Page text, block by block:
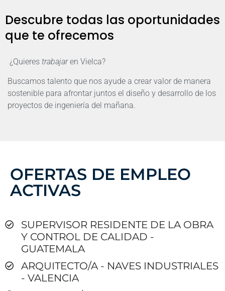
Descubre todas las oportunidades
que te ofrecemos
¿Quieres trabajaren Vielca?
Buscamos talento que nos ayude a crear valor de manera
sostenible para afrontar juntos el diseño y desarrollo de los
proyectos de ingeniería del mañana.
OFERTAS DE EMPLEO
ACTIVAS​
SUPERVISOR RESIDENTE DE LA OBRA
Y CONTROL DE CALIDAD -
GUATEMALA
ARQUITECTO/A - NAVES INDUSTRIALES
- VALENCIA